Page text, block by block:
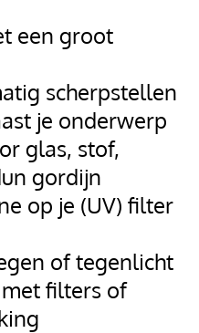
een groot
scherpstellen
je onderwerp
glas, stof,
gordijn
op je (UV) filter
of tegenlicht
filters of